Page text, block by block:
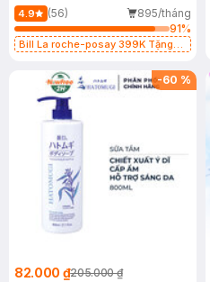
Dụng 40ml
4.9 (56)
895/tháng
91%
Bill La roche-posay 399K Tặng
(SL có hạn)
-60 %
82.000 ₫205.000 ₫